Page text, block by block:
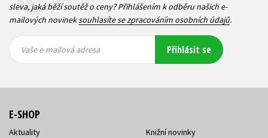
sleva, jaká běží soutěž o ceny? Přihlášením k odběru našich e-
mailových novineksouhlasíte se zpracováním osobních údajů.
mailová
mailová
Vaše e-mailová adresa Přihlásit se
E-SHOP
Aktuality
Knižní novinky